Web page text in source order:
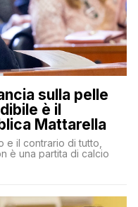
sulla pelle
è il
Mattarella
e il contrario di tutto,
è una partita di calcio